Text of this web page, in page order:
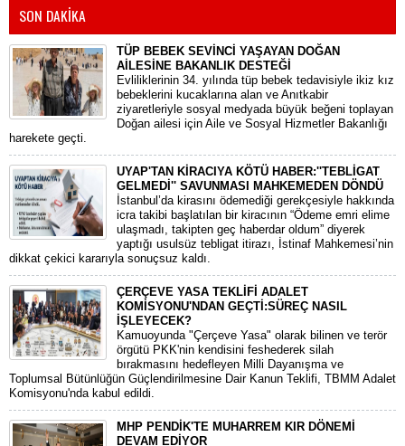
SON DAKİKA
TÜP BEBEK SEVİNCİ YAŞAYAN DOĞAN
AİLESİNE BAKANLIK DESTEĞİ
​Evliliklerinin 34. yılında tüp bebek tedavisiyle ikiz kız
bebeklerini kucaklarına alan ve Anıtkabir
ziyaretleriyle sosyal medyada büyük beğeni toplayan
Doğan ailesi için Aile ve Sosyal Hizmetler Bakanlığı
harekete geçti.
UYAP'TAN KİRACIYA KÖTÜ HABER:''TEBLİGAT
GELMEDİ'' SAVUNMASI MAHKEMEDEN DÖNDÜ
​İstanbul’da kirasını ödemediği gerekçesiyle hakkında
icra takibi başlatılan bir kiracının “Ödeme emri elime
ulaşmadı, takipten geç haberdar oldum” diyerek
yaptığı usulsüz tebligat itirazı, İstinaf Mahkemesi’nin
dikkat çekici kararıyla sonuçsuz kaldı.
ÇERÇEVE YASA TEKLİFİ ADALET
KOMİSYONU'NDAN GEÇTİ:SÜREÇ NASIL
İŞLEYECEK?
​Kamuoyunda "Çerçeve Yasa" olarak bilinen ve terör
örgütü PKK'nin kendisini feshederek silah
bırakmasını hedefleyen Milli Dayanışma ve
Toplumsal Bütünlüğün Güçlendirilmesine Dair Kanun Teklifi, TBMM Adalet
Komisyonu'nda kabul edildi.
MHP PENDİK'TE MUHARREM KIR DÖNEMİ
DEVAM EDİYOR